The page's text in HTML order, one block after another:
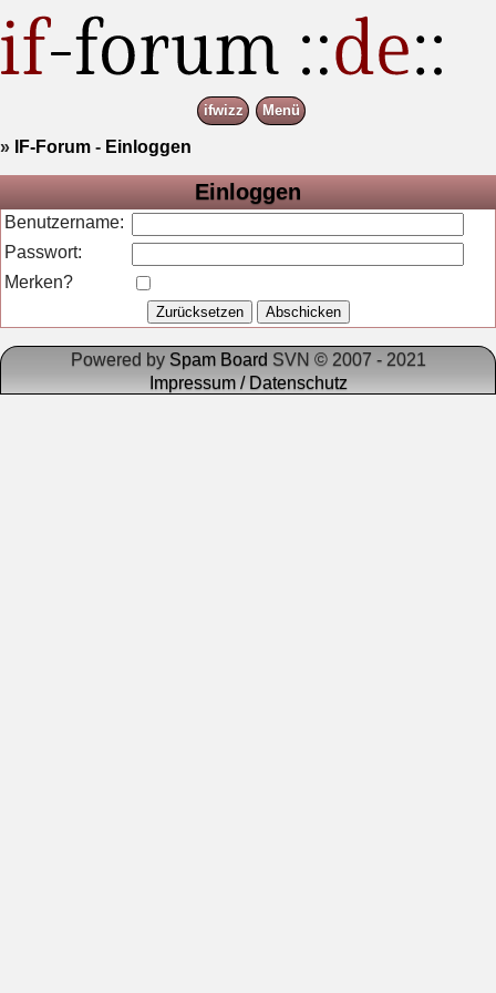
ifwizz Menü
» IF-Forum - Einloggen
Einloggen
Benutzername:
Passwort:
Merken?
Powered by Spam Board SVN © 2007 - 2021
Impressum / Datenschutz